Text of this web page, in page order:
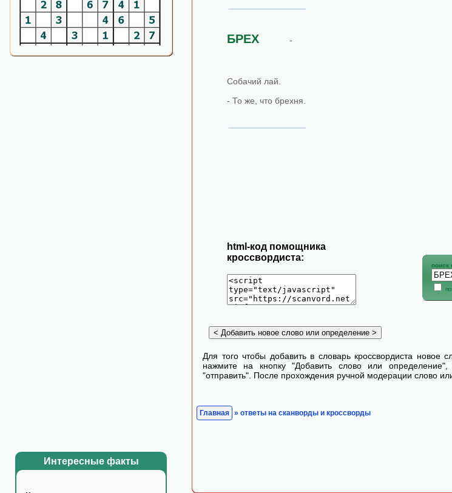
Интересные факты
БРЕХ -
Собачий лай.
- То же, что брехня.
html-код помощника
кроссвордиста:
поиск
Для того чтобы добавить в словарь кроссвордиста новое
нажмите на кнопку "Добавить слово или
"отправить". После прохождения ручной модерации слово
Главная » ответы на сканворды и кроссворды